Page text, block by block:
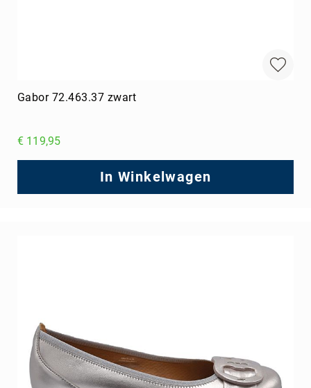
Gabor 72.463.37 zwart
€ 119,95
In Winkelwagen